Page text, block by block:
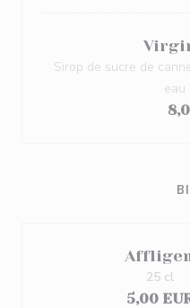
Sirop de sucre de
eau
5,00
25 cl